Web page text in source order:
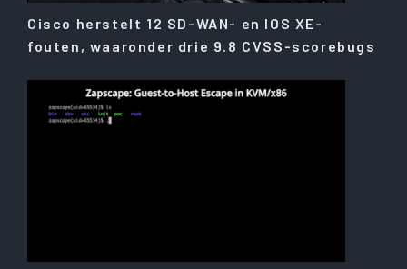
Cisco herstelt 12 SD-WAN- en IOS XE-
fouten, waaronder drie 9.8 CVSS-scorebugs